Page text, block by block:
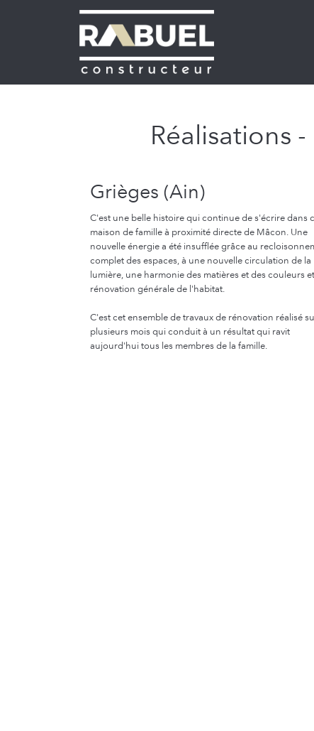
Réalisations
Grièges (Ain)
C'est une belle histoire qui continue de s'écrire dans
maison de famille à proximité directe de Mâcon. Une
nouvelle énergie a été insufflée grâce au
complet des espaces, à une nouvelle circulation de la
lumière, une harmonie des matières et des couleurs
rénovation générale de l'habitat.
C'est cet ensemble de travaux de rénovation réalisé
plusieurs mois qui conduit à un résultat qui ravit
aujourd'hui tous les membres de la famille.